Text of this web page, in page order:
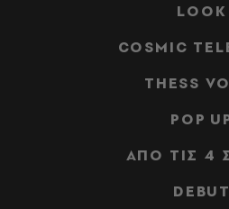
LOOK
COSMIC
THESS
POP
ΑΠΟ ΤΙΣ 4
DEBUT